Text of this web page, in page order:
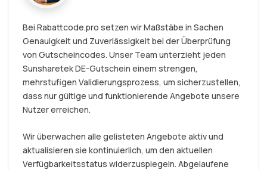
Bei Rabattcode.pro setzen wir Maßstäbe in Sachen
Genauigkeit und Zuverlässigkeit bei der Überprüfung
von Gutscheincodes. Unser Team unterzieht jeden
Sunsharetek DE-Gutschein einem strengen,
mehrstufigen Validierungsprozess, um sicherzustellen,
dass nur gültige und funktionierende Angebote unsere
Nutzer erreichen.
Wir überwachen alle gelisteten Angebote aktiv und
aktualisieren sie kontinuierlich, um den aktuellen
Verfügbarkeitsstatus widerzuspiegeln. Abgelaufene